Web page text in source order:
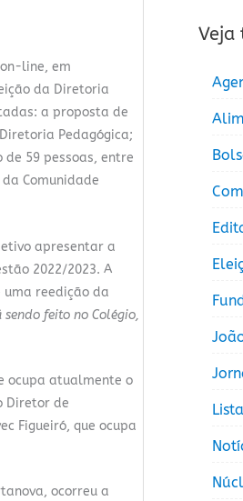
line, em
da Diretoria
a proposta de
Pedagógica;
59 pessoas, entre
Comunidade
apresentar a
2022/2023. A
uma reedição da
feito no Colégio,
ocupa atualmente o
Diretor de
Figueiró, que ocupa
ocorreu a
Veja